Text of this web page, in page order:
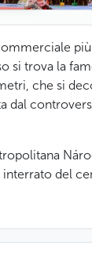
si trova la
che si
dal
interrato del